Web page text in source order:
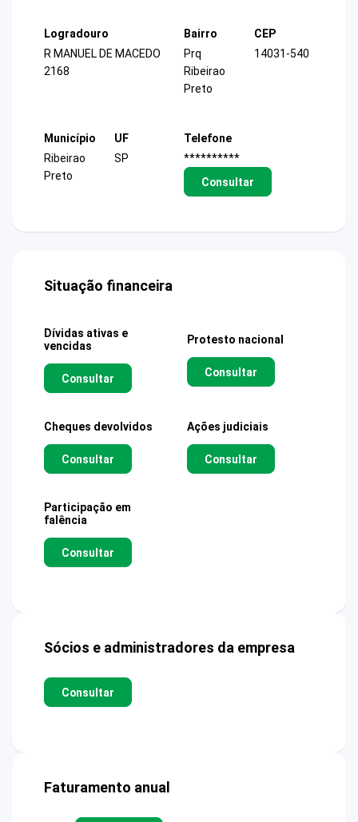
Logradouro
R MANUEL DE MACEDO
2168
Bairro
Prq
Ribeirao
Preto
CEP
14031-540
Município
Ribeirao
Preto
UF
SP
Telefone
**********
Consultar
Situação financeira
Dívidas ativas e
vencidas
Consultar
Protesto nacional
Consultar
Cheques devolvidos
Consultar
Ações judiciais
Consultar
Participação em
falência
Consultar
Sócios e administradores da empresa
Consultar
Faturamento anual